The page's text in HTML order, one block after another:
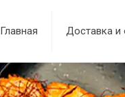
Главная Доставка и